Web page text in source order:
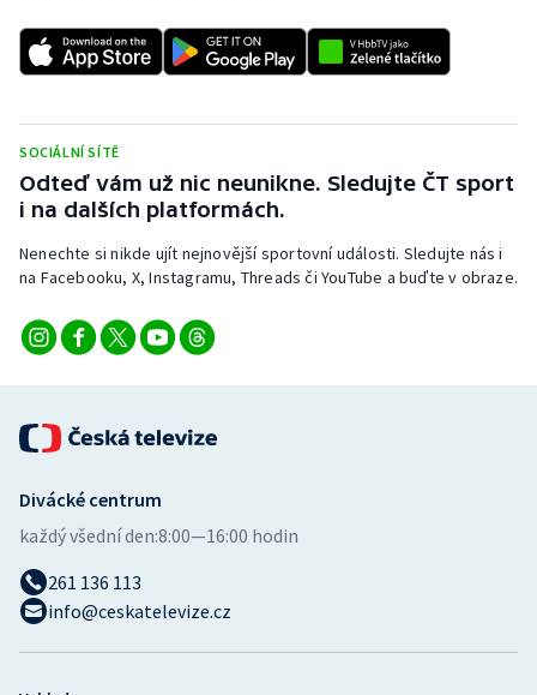
Sportovní střelba
Stolní tenis
Triatlon
Volejbal
SOCIÁLNÍ SÍTĚ
Odteď vám už nic neunikne. Sledujte ČT sport
i na dalších platformách.
Nenechte si nikde ujít nejnovější sportovní události. Sledujte nás i
na Facebooku, X, Instagramu, Threads či YouTube a buďte v obraze.
Divácké centrum
každý všední den:8:00—16:00 hodin
261 136 113
info@ceskatelevize.cz